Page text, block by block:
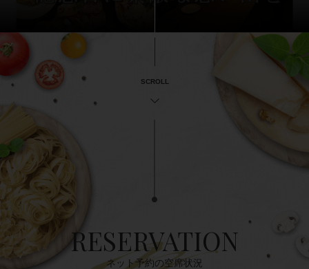
SCROLL
RESERVATION
ネット予約の空席状況